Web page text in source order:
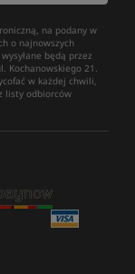
na podany w
o najnowszych
będą przez
Kochanowskiego 21.
w każdej chwili,
listy odbiorców